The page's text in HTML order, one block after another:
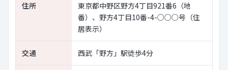
住所
東京都中野区野方4丁目921番6（地
番）、野方4丁目10番-4-○○○号（住
居表示）
交通 西武「野方」駅徒歩4分